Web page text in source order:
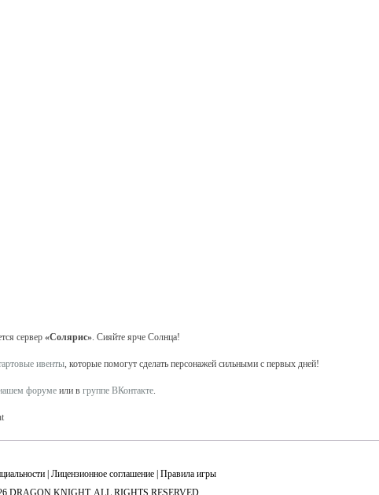
сервер «Солярис». Сияйте ярче Солнца!
ивенты, которые помогут сделать персонажей сильными с первых дней!
форуме или в группе ВКонтакте.
Лицензионное соглашение Правила игры
DRAGON KNIGHT. ALL RIGHTS RESERVED.